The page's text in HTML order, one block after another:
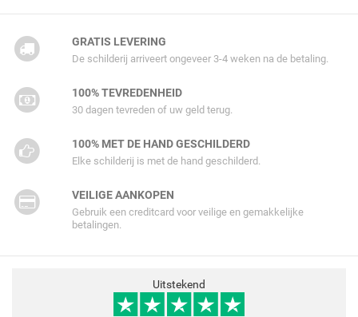
GRATIS LEVERING
De schilderij arriveert ongeveer 3-4 weken na de betaling.
100% TEVREDENHEID
30 dagen tevreden of uw geld terug.
100% MET DE HAND GESCHILDERD
Elke schilderij is met de hand geschilderd.
VEILIGE AANKOPEN
Gebruik een creditcard voor veilige en gemakkelijke
betalingen.
Uitstekend